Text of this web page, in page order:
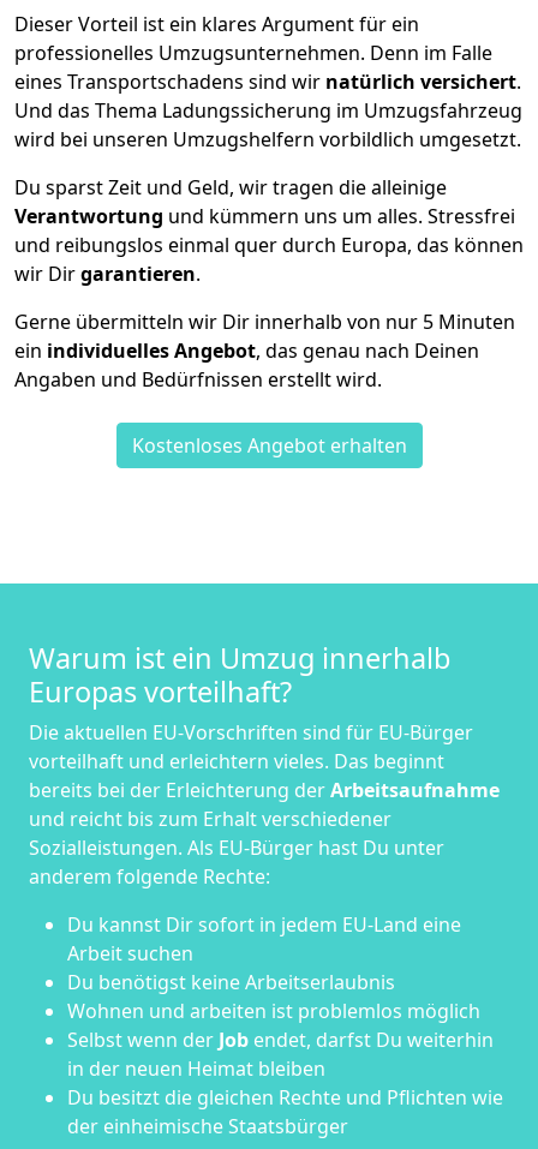
Dieser Vorteil ist ein klares Argument für ein
professionelles Umzugsunternehmen. Denn im Falle
eines Transportschadens sind wir natürlich versichert.
Und das Thema Ladungssicherung im Umzugsfahrzeug
wird bei unseren Umzugshelfern vorbildlich umgesetzt.
Du sparst Zeit und Geld, wir tragen die alleinige
Verantwortung und kümmern uns um alles. Stressfrei
und reibungslos einmal quer durch Europa, das können
wir Dirgarantieren.
Gerne übermitteln wir Dir innerhalb von nur 5 Minuten
ein individuelles Angebot, das genau nach Deinen
Angaben und Bedürfnissen erstellt wird.
Kostenloses Angebot erhalten
Warum ist ein Umzug innerhalb
Europas vorteilhaft?
Die aktuellen EU-Vorschriften sind für EU-Bürger
vorteilhaft und erleichtern vieles. Das beginnt
bereits bei der Erleichterung derArbeitsaufnahme
und reicht bis zum Erhalt verschiedener
Sozialleistungen. Als EU-Bürger hast Du unter
anderem folgende Rechte:
Du kannst Dir sofort in jedem EU-Land eine
Arbeit suchen
Du benötigst keine Arbeitserlaubnis
Wohnen und arbeiten ist problemlos möglich
Selbst wenn der Job endet, darfst Du weiterhin
in der neuen Heimat bleiben
Du besitzt die gleichen Rechte und Pflichten wie
der einheimische Staatsbürger